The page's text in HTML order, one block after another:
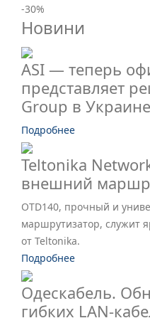
-30%
Новини
ASI — теперь
представляет
Group в
Подробнее
Teltonika
внешний
OTD140, прочный и
маршрутизатор, служит
от Teltonika.
Подробнее
Одескабель.
гибких LAN-